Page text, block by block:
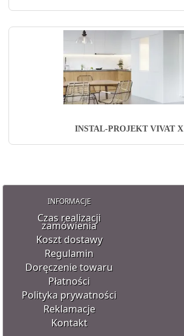
INSTAL-PROJEKT VIVAT X
INFORMACJE
Czas realizacji
zamówienia
Koszt dostawy
Regulamin
Doręczenie towaru
Płatności
Polityka prywatności
Reklamacje
Kontakt